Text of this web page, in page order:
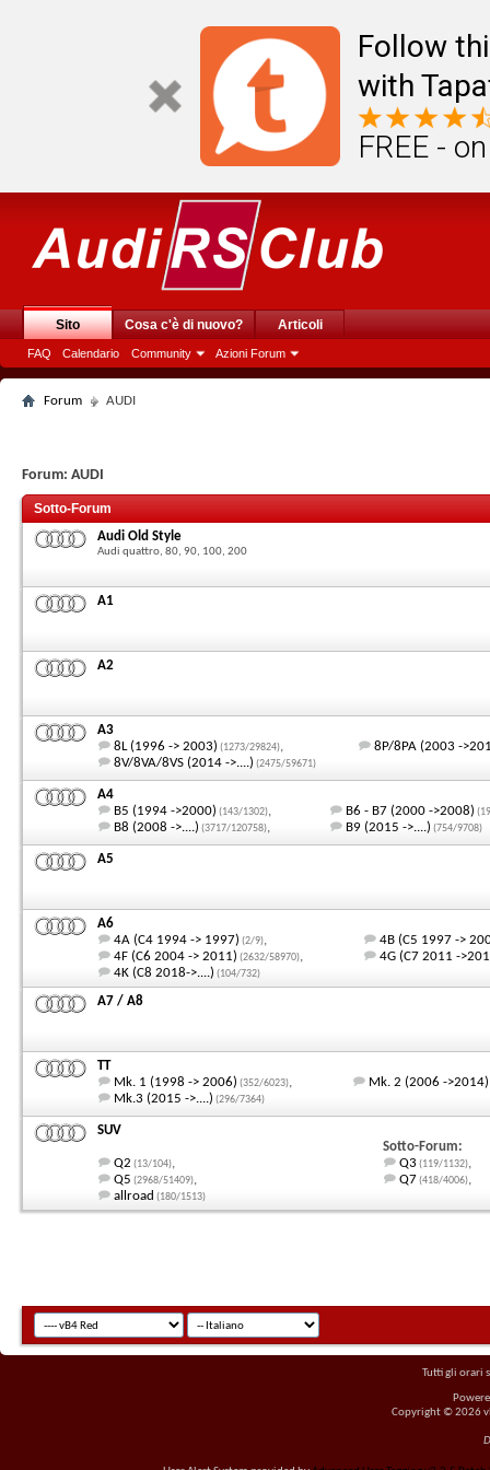
Follow
with
FREE -
Sito
FAQ Calendario Community Azioni Forum
Cosa c'è di nuovo? Articoli
Forum AUDI
Forum: AUDI
Sotto-Forum
Audi Old Style
Audi quattro, 80, 90, 100, 200
A1
A2
A3
8L (1996 -> 2003) (1273/29824),
8P/8PA (2003 -
8V/8VA/8VS (2014 ->....) (2475/59671)
A4
B5 (1994 ->2000) (143/1302), B6 - B7 (2000 ->2008)
B8 (2008 ->....) (3717/120758), B9 (2015 ->....) (754/9708)
A5
A6
4A (C4 1994 -> 1997) (2/9),
4B (C5 1997 ->
4F (C6 2004 -> 2011) (2632/58970),
4G (C7 2011 -
4K (C8 2018->....) (104/732)
A7 / A8
TT
Mk. 1 (1998 -> 2006) (352/6023), Mk. 2 (2006 ->2014)
Mk.3 (2015 ->....) (296/7364)
SUV
Sotto-Forum:
Q2 (13/104), Q3 (119/1132),
Q5 (2968/51409), Q7(418/4006),
allroad (180/1513)
Tutti gli orari
Copyright © 2026